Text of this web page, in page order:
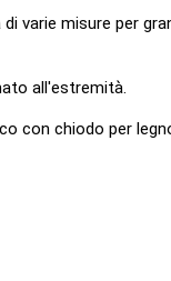
varie misure per
all'estremità.
con chiodo per